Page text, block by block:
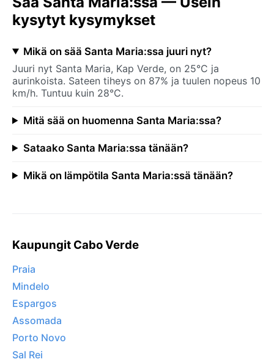
kysytyt kysymykset
Mikä on sää Santa Maria:ssa juuri nyt?
Juuri nyt Santa Maria, Kap Verde, on 25°C ja
aurinkoista. Sateen tiheys on 87% ja tuulen nopeus 10
km/h. Tuntuu kuin 28°C.
Mitä sää on huomenna Santa Maria:ssa?
Sataako Santa Maria:ssa tänään?
Mikä on lämpötila Santa Maria:ssä tänään?
Kaupungit Cabo Verde
Praia
Mindelo
Espargos
Assomada
Porto Novo
Sal Rei